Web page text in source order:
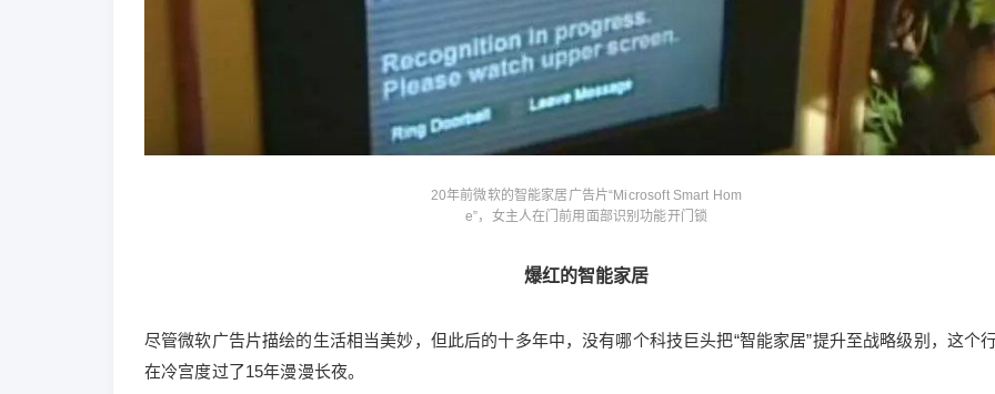
20年前微软的智能家居广告片“Microsoft Smart Hom
e”，女主人在门前用面部识别功能开门锁
爆红的智能家居
尽管微软广告片描绘的生活相当美妙，但此后的十多年中，没有哪个科技巨头把“智能家居”提升至战略级别，这个
在冷宫度过了15年漫漫长夜。
鹰视界 @ 鹰视界 2019/5/01
2 元 5 元 10 元